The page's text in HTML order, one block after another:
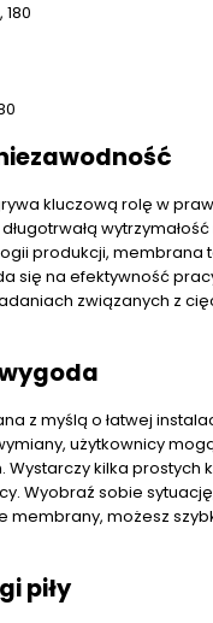
kluczową rolę w
produkcji,
się na efektywność
związanych z
z myślą o łatwej
użytkownicy
kilka
Wyobraź sobie
membrany, możesz
piły